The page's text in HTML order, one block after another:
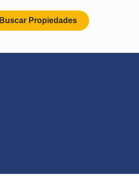
Buscar Propiedades